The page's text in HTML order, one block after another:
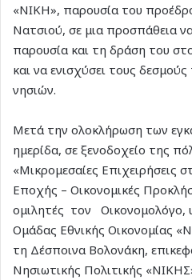
«ΝΙΚΗ», παρουσία του
Νατσιού, σε μια προσπάθεια
παρουσία και τη δράση του
και να ενισχύσει τους
νησιών.
Μετά την ολοκλήρωση των
ημερίδα, σε ξενοδοχείο της
«Μικρομεσαίες Επιχειρήσεις
Εποχής – Οικονομικές
ομιλητές τον Οικονομολόγο,
Ομάδας Εθνικής Οικονομίας
τη Δέσποινα Βολονάκη,
Νησιωτικής Πολιτικής